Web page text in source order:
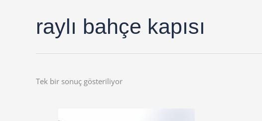
raylı bahçe kapısı
Tek bir sonuç gösteriliyor